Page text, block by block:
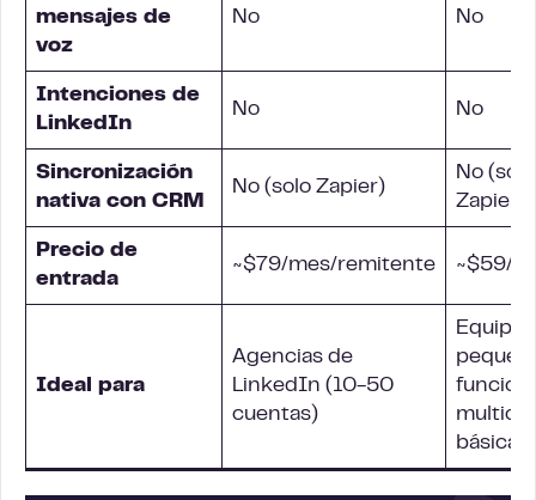
mensajes de
voz
No No
Intenciones de
LinkedIn
No No
Sincronización
nativa con CRM
No (solo Zapier)
No (solo
Zapier)
Precio de
entrada
~$79/mes/remitente ~$59/
Ideal para
Agencias de
LinkedIn (10-50
cuentas)
Equipos
básicas